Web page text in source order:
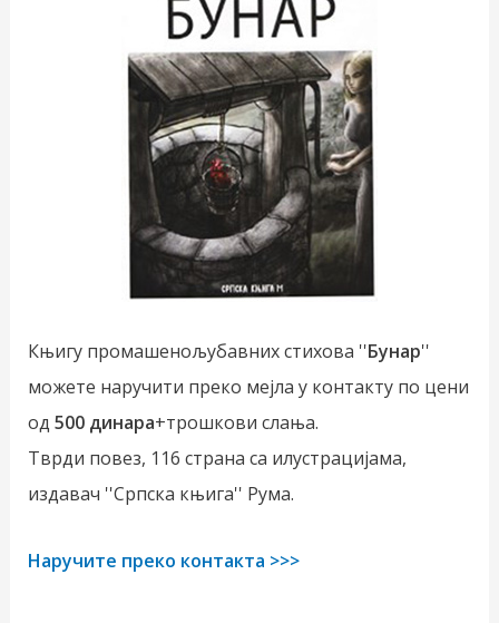
Књигу промашенољубавних стихова ''Бунар''
можете наручити преко мејла у контакту по цени
од 500 динара+трошкови слања.
Тврди повез, 116 страна са илустрацијама,
издавач ''Српска књига'' Рума.
Наручите преко контакта >>>